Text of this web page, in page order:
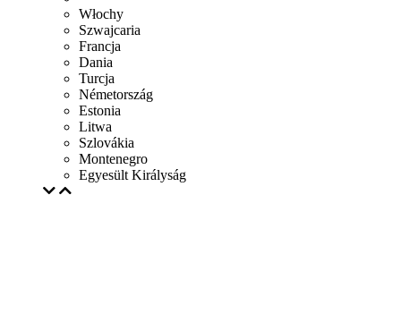
Włochy
Szwajcaria
Francja
Dania
Turcja
Németország
Estonia
Litwa
Szlovákia
Montenegro
Egyesült Királyság